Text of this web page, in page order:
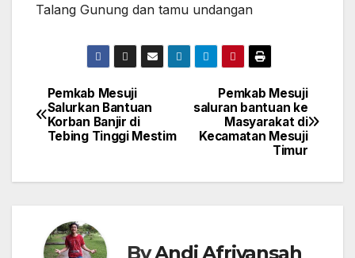
Talang Gunung dan tamu undangan
Navigasi
pos
Pemkab Mesuji
saluran bantuan ke
Masyarakat di
Kecamatan Mesuji
Timur
Pemkab Mesuji
Salurkan Bantuan
Korban Banjir di
Tebing Tinggi Mestim
ByAndi Afriyansah